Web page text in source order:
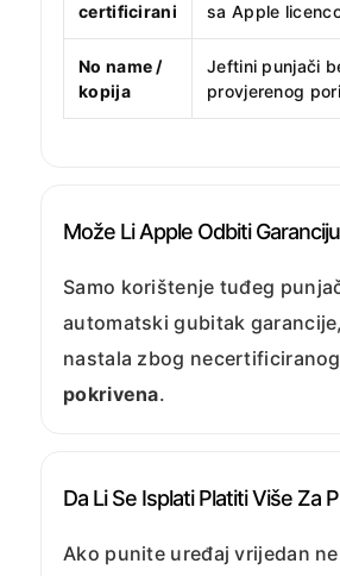
certificirani sa Apple
No name /
kopija
Jeftini punjači
provjerenog
Može Li Apple Odbiti
Samo korištenje tuđeg
automatski gubitak
nastala zbog
pokrivena.
Da Li Se Isplati Platiti Više Za
Ako punite uređaj vrijedan